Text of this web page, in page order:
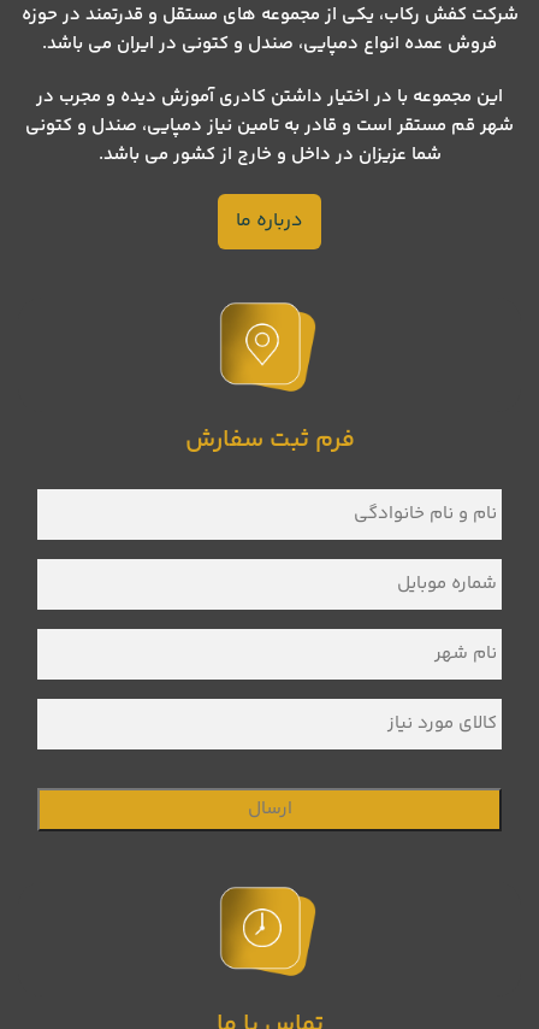
شرکت کفش رکاب، یکی از مجموعه های مستقل و قدرتمند در حوزه
فروش عمده انواع دمپایی، صندل و کتونی در ایران می باشد.
این مجموعه با در اختیار داشتن کادری آموزش دیده و مجرب در
شهر قم مستقر است و قادر به تامین نیاز دمپایی، صندل و کتونی
شما عزیزان در داخل و خارج از کشور می باشد.
درباره ما
فرم ثبت سفارش
نام
و
نام
خانوادگی
*
شماره
موبایل *
نام
شهر *
کالای
مورد
نیاز